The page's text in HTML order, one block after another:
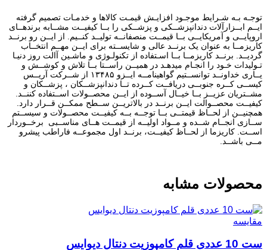
توجـه بـه شـرایط موجـود افزایـش قیمـت کالاها و خدمـات تصمیم گرفته
ایــم ابــزارآلات دندانپزشــکی و پزشــکی را بــا کیفیــت مشــابه برندهــای
اروپایــی و آمریکایــی بــا قیمــت منصفانــه تولیــد کنــیم. از ایــن رو برنــد
کاریزمــا به عنوان یک برنــد عالی و شایســته برای ایــن مهــم انتخــاب
گردیــد. برنــد کاریزمــا بــا اسـتفاده از تکنولـوژی و ماشـین آالت روز دنیـا
تـولیدات خـود را انجـام میدهـد در همیــن راســتا بــا تلاش و کوشــش و
یــاری خداونــد توانســتیم گواهینامــه ایــزو ۱۳۴۸۵ از شــرکت آریــس
کیســی کــره جنوبــی دریافــت کــرده تــا دندانپزشــکان ، پزشــکان و
مشــتریان عزیــز بــا خیــال آســوده از ایــن محصــولات اســتفاده کننــد.
کیفیــت محصــوالت ایــن برنــد در بالاتریــن ســطح ممکــن قــرار دارد.
همچنیــن از لحــاظ قیمتــی بــا توجــه بــه کیفیــت محصــولات و سیســتم
ســازی انجــام شــده و مــواد اولیــه از قیمــت هــای مناســبی برخــوردار
اســت. کاریزما از لحــاظ کیفیــت، برنــد اول مجموعــه فاراطب پیشرو
مــی باشــد.
محصولات مشابه
مقایسه
ست 10 عددی قلم کامپوزیت دنتال دیوایس